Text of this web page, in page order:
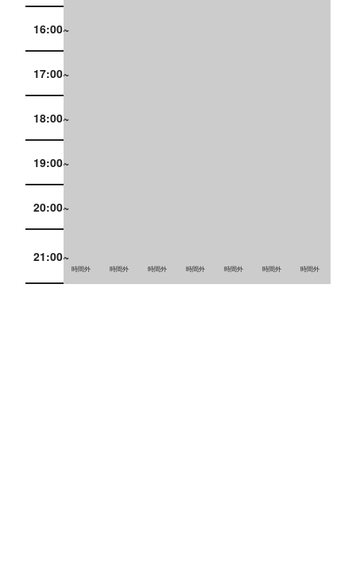
16:00~
17:00~
18:00~
19:00~
20:00~
21:00~
時間外 時間外 時間外 時間外 時間外 時間外 時間外